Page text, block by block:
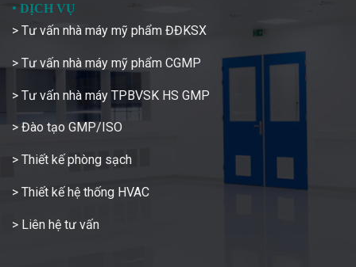
• DỊCH VỤ
> Tư vấn nhà máy mỹ phẩm ĐĐKSX
> Tư vấn nhà máy mỹ phẩm CGMP
> Tư vấn nhà máy TPBVSK HS GMP
> Đào tạo GMP/ISO
> Thiết kế phòng sạch
> Thiết kế hệ thống HVAC
> Liên hệ tư vấn